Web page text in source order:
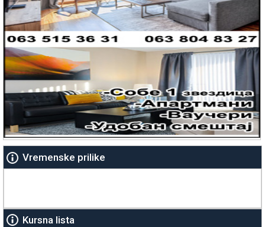
Vremenske prilike
Kursna lista